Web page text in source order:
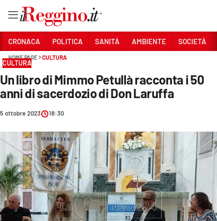
Sezioni
CRONACA
AMBIENTE
SOCIETÀ
CULTURA
ECONOMIA E LAVORO
CRONACA POLITICA SANITÀ AMBIENTE SOCIETÀ
HOME PAGE CULTURA
CULTURA
Un libro di Mimmo Petullà racconta i 50
anni di sacerdozio di Don Laruffa
5 ottobre 2023 18:30